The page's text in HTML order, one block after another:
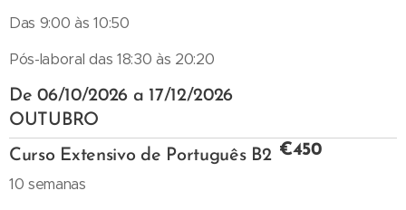
Das 9:00 às 10:50
Pós-laboral das 18:30 às 20:20
De 06/10/2026 a 17/12/2026
OUTUBRO
Curso Extensivo de Português B2
10 semanas
€450